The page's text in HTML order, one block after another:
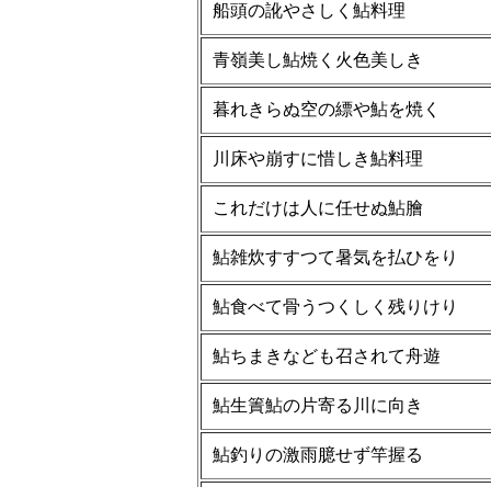
船頭の訛やさしく鮎料理
青嶺美し鮎焼く火色美しき
暮れきらぬ空の縹や鮎を焼く
川床や崩すに惜しき鮎料理
これだけは人に任せぬ鮎膾
鮎雑炊すすつて暑気を払ひをり
鮎食べて骨うつくしく残りけり
鮎ちまきなども召されて舟遊
鮎生簀鮎の片寄る川に向き
鮎釣りの激雨臆せず竿握る